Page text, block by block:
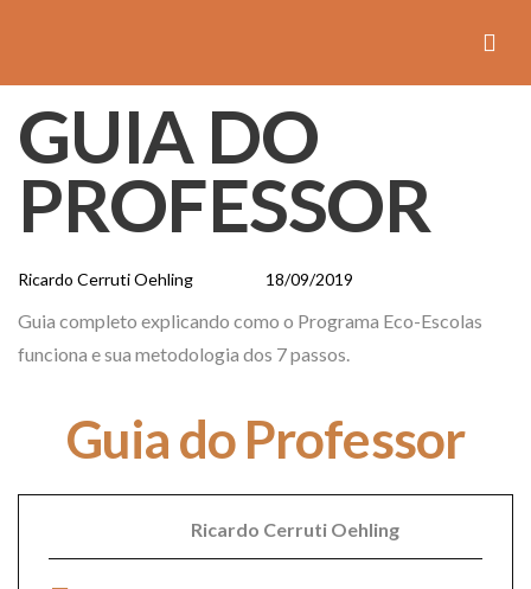
IN:
GUIA DO
PROFESSOR
Ricardo Cerruti Oehling
on:
18/09/2019
Guia completo explicando como o Programa Eco-Escolas
funciona e sua metodologia dos 7 passos.
Guia do Professor
Ricardo Cerruti Oehling